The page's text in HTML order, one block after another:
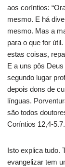
aos coríntios:
mesmo. E há
mesmo. Mas a
para o que for
estas coisas,
E a uns pôs
segundo lugar
depois dons de
línguas.
são todos
Coríntios 12,4-
Isto explica tudo.
evangelizar tem